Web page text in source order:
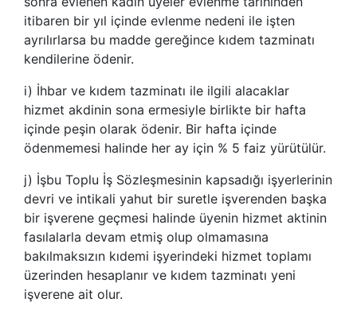
itibaren bir yıl içinde evlenme nedeni ile işten
ayrılırlarsa bu madde gereğince kıdem tazminatı
kendilerine ödenir.
i) İhbar ve kıdem tazminatı ile ilgili alacaklar
hizmet akdinin sona ermesiyle birlikte bir hafta
içinde peşin olarak ödenir. Bir hafta içinde
ödenmemesi halinde her ay için % 5 faiz yürütülür.
j) İşbu Toplu İş Sözleşmesinin kapsadığı işyerlerinin
devri ve intikali yahut bir suretle işverenden başka
bir işverene geçmesi halinde üyenin hizmet aktinin
fasılalarla devam etmiş olup olmamasına
bakılmaksızın kıdemi işyerindeki hizmet toplamı
üzerinden hesaplanır ve kıdem tazminatı yeni
işverene ait olur.